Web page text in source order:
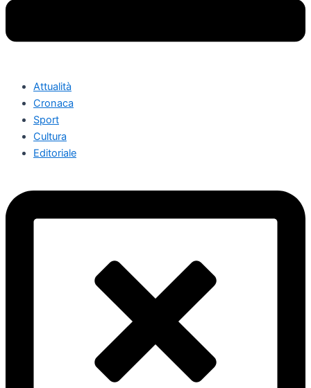
Attualità
Cronaca
Sport
Cultura
Editoriale